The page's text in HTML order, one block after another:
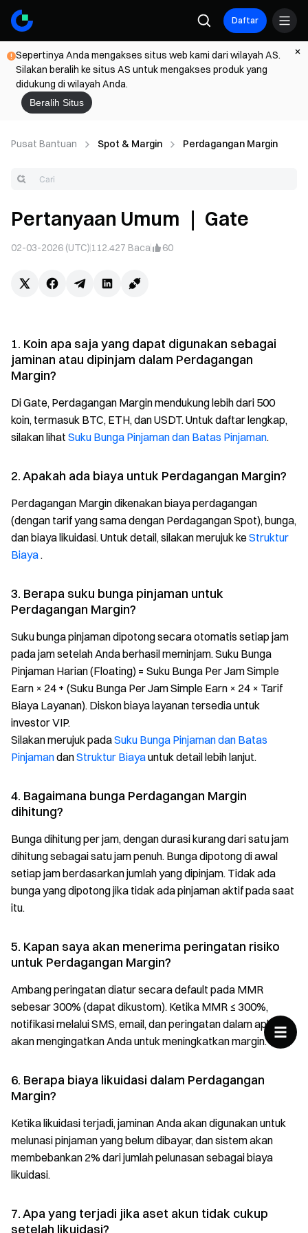
Daftar
Sepertinya Anda mengakses situs web kami dari wilayah AS.
Silakan beralih ke situs AS untuk mengakses produk yang
didukung di wilayah Anda.
Beralih Situs
Pusat Bantuan Spot & Margin Perdagangan Margin
Pertanyaan Umum ｜ Gate
02-03-2026 (UTC) 112.427 Baca 60
1. Koin apa saja yang dapat digunakan sebagai
jaminan atau dipinjam dalam Perdagangan
Margin?
Di Gate, Perdagangan Margin mendukung lebih dari 500
koin, termasuk BTC, ETH, dan USDT. Untuk daftar lengkap,
silakan lihat Suku Bunga Pinjaman dan Batas Pinjaman.
2. Apakah ada biaya untuk Perdagangan Margin?
Perdagangan Margin dikenakan biaya perdagangan
(dengan tarif yang sama dengan Perdagangan Spot), bunga,
dan biaya likuidasi. Untuk detail, silakan merujuk keStruktur
Biaya.
3. Berapa suku bunga pinjaman untuk
Perdagangan Margin?
Suku bunga pinjaman dipotong secara otomatis setiap jam
pada jam setelah Anda berhasil meminjam. Suku Bunga
Pinjaman Harian (Floating) = Suku Bunga Per Jam Simple
Earn × 24 + (Suku Bunga Per Jam Simple Earn × 24 × Tarif
Biaya Layanan). Diskon biaya layanan tersedia untuk
investor VIP.
Silakan merujuk padaSuku Bunga Pinjaman dan Batas
PinjamandanStruktur Biayauntuk detail lebih lanjut.
4. Bagaimana bunga Perdagangan Margin
dihitung?
Bunga dihitung per jam, dengan durasi kurang dari satu jam
dihitung sebagai satu jam penuh. Bunga dipotong di awal
setiap jam berdasarkan jumlah yang dipinjam. Tidak ada
bunga yang dipotong jika tidak ada pinjaman aktif pada saat
itu.
5. Kapan saya akan menerima peringatan risiko
untuk Perdagangan Margin?
Ambang peringatan diatur secara default pada MMR
sebesar 300% (dapat dikustom). Ketika MMR ≤ 300%,
notifikasi melalui SMS, email, dan peringatan dalam aplikasi
akan mengingatkan Anda untuk meningkatkan margin.
6. Berapa biaya likuidasi dalam Perdagangan
Margin?
Ketika likuidasi terjadi, jaminan Anda akan digunakan untuk
melunasi pinjaman yang belum dibayar, dan sistem akan
membebankan 2% dari jumlah pelunasan sebagai biaya
likuidasi.
7. Apa yang terjadi jika aset akun tidak cukup
setelah likuidasi?